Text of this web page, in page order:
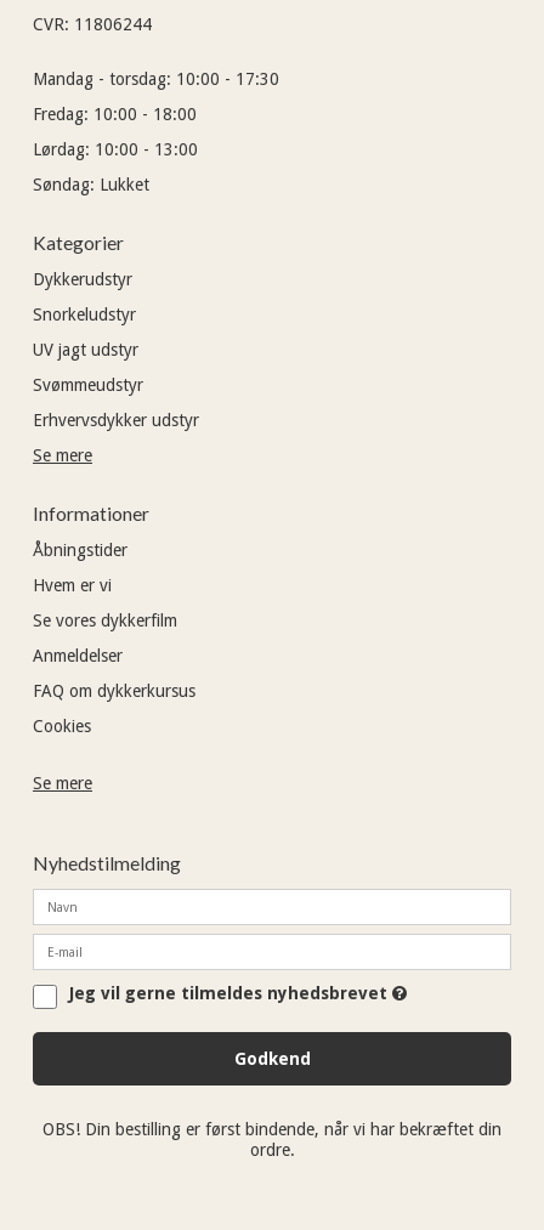
CVR: 11806244
Mandag - torsdag: 10:00 - 17:30
Fredag: 10:00 - 18:00
Lørdag: 10:00 - 13:00
Søndag: Lukket
Kategorier
Dykkerudstyr
Snorkeludstyr
UV jagt udstyr
Svømmeudstyr
Erhvervsdykker udstyr
Se mere
Informationer
Åbningstider
Hvem er vi
Se vores dykkerfilm
Anmeldelser
FAQ om dykkerkursus
Cookies
Se mere
Nyhedstilmelding
Jeg vil gerne tilmeldes nyhedsbrevet
Godkend
OBS! Din bestilling er først bindende, når vi har bekræftet din
ordre.